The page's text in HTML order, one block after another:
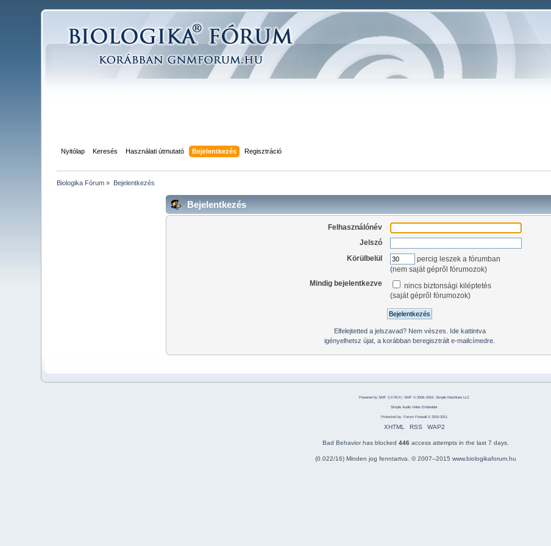
Nyitólap Keresés Használati útmutató Bejelentkezés Regisztráció
Biologika Fórum » Bejelentkezés
Bejelentkezés
Felhasználónév
Jelszó
Körülbelül
percig leszek a fórumban
(nem saját gépről fórumozok)
Mindig bejelentkezve
nincs biztonsági kiléptetés
(saját gépről fórumozok)
Elfelejtetted a jelszavad? Nem vészes. Ide kattintva
igényelhetsz újat, a korábban beregisztrált e-mailcímedre.
Powered by SMF 2.0 RC4 SMF © 2006–2010, Simple Machines LLC
Simple Audio Video Embedder
Protected by: Forum Firewall © 2010-2011
XHTML RSS WAP2
Bad Behaviorhas blocked 446 access attempts in the last 7 days.
(0.022/16) Minden jog fenntartva. © 2007–2015 www.biologikaforum.hu